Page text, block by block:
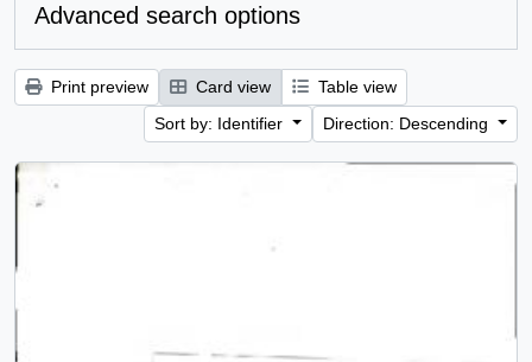
Advanced search options
Print preview Card view
Table view
Sort by: Identifier
Direction: Descending